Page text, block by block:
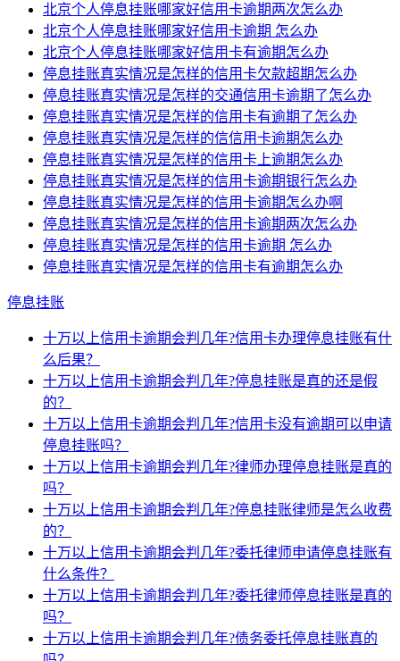
北京个人停息挂账哪家好信用卡逾期两次怎么办
北京个人停息挂账哪家好信用卡逾期 怎么办
北京个人停息挂账哪家好信用卡有逾期怎么办
停息挂账真实情况是怎样的信用卡欠款超期怎么办
停息挂账真实情况是怎样的交通信用卡逾期了怎么办
停息挂账真实情况是怎样的信用卡有逾期了怎么办
停息挂账真实情况是怎样的信信用卡逾期怎么办
停息挂账真实情况是怎样的信用卡上逾期怎么办
停息挂账真实情况是怎样的信用卡逾期银行怎么办
停息挂账真实情况是怎样的信用卡逾期怎么办啊
停息挂账真实情况是怎样的信用卡逾期两次怎么办
停息挂账真实情况是怎样的信用卡逾期 怎么办
停息挂账真实情况是怎样的信用卡有逾期怎么办
停息挂账
十万以上信用卡逾期会判几年?信用卡办理停息挂账有什
么后果？
十万以上信用卡逾期会判几年?停息挂账是真的还是假
的？
十万以上信用卡逾期会判几年?信用卡没有逾期可以申请
停息挂账吗？
十万以上信用卡逾期会判几年?律师办理停息挂账是真的
吗？
十万以上信用卡逾期会判几年?停息挂账律师是怎么收费
的？
十万以上信用卡逾期会判几年?委托律师申请停息挂账有
什么条件？
十万以上信用卡逾期会判几年?委托律师停息挂账是真的
吗？
十万以上信用卡逾期会判几年?债务委托停息挂账真的